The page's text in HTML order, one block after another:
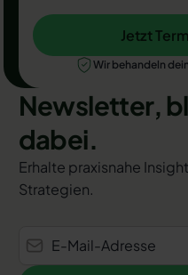
Jetzt Termin auswählen
Jetzt
Wir behandeln
Newsletter,
dabei.
Erhalte praxisnahe
Strategien.